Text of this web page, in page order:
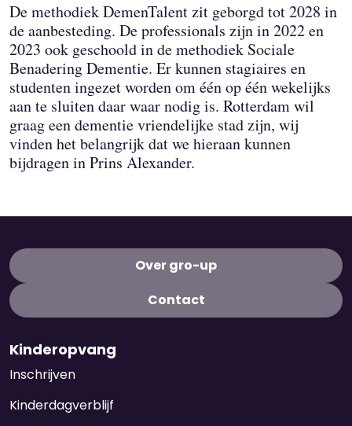
De methodiek DemenTalent zit geborgd tot 2028 in
de aanbesteding. De professionals zijn in 2022 en
2023 ook geschoold in de methodiek Sociale
Benadering Dementie. Er kunnen stagiaires en
studenten ingezet worden om één op één wekelijks
aan te sluiten daar waar nodig is. Rotterdam wil
graag een dementie vriendelijke stad zijn, wij
vinden het belangrijk dat we hieraan kunnen
bijdragen in Prins Alexander.
Over gro-up
Contact
Kinderopvang
Inschrijven
Kinderdagverblijf